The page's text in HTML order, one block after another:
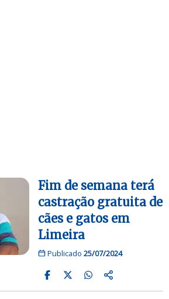
Fim de semana terá
castração gratuita de
cães e gatos em
Limeira
Publicado 25/07/2024